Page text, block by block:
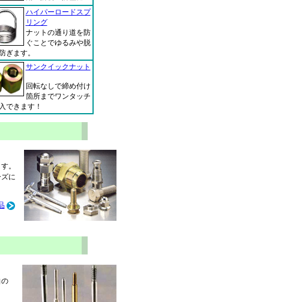
ハイパーロードスプ
リング
ナットの通り道を防
ぐことでゆるみや脱
ぎます。
サンクイックナット
回転なしで締め付け
箇所までワンタッチ
できます！
。
に